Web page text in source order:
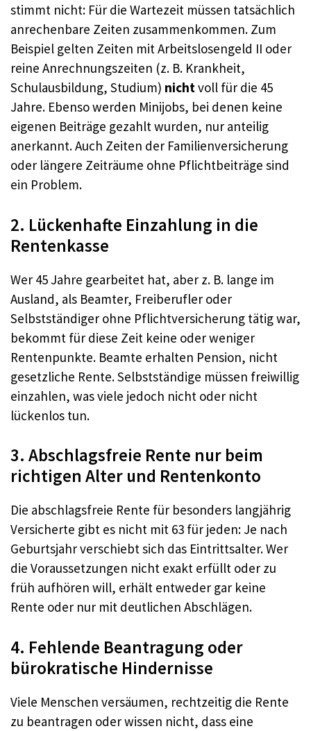
stimmt nicht: Für die Wartezeit müssen tatsächlich
anrechenbare Zeiten zusammenkommen. Zum
Beispiel gelten Zeiten mit Arbeitslosengeld II oder
reine Anrechnungszeiten (z. B. Krankheit,
Schulausbildung, Studium) nichtvoll für die 45
Jahre. Ebenso werden Minijobs, bei denen keine
eigenen Beiträge gezahlt wurden, nur anteilig
anerkannt. Auch Zeiten der Familienversicherung
oder längere Zeiträume ohne Pflichtbeiträge sind
ein Problem.
2. Lückenhafte Einzahlung in die
Rentenkasse
Wer 45 Jahre gearbeitet hat, aber z. B. lange im
Ausland, als Beamter, Freiberufler oder
Selbstständiger ohne Pflichtversicherung tätig war,
bekommt für diese Zeit keine oder weniger
Rentenpunkte. Beamte erhalten Pension, nicht
gesetzliche Rente. Selbstständige müssen freiwillig
einzahlen, was viele jedoch nicht oder nicht
lückenlos tun.
3. Abschlagsfreie Rente nur beim
richtigen Alter und Rentenkonto
Die abschlagsfreie Rente für besonders langjährig
Versicherte gibt es nicht mit 63 für jeden: Je nach
Geburtsjahr verschiebt sich das Eintrittsalter. Wer
die Voraussetzungen nicht exakt erfüllt oder zu
früh aufhören will, erhält entweder gar keine
Rente oder nur mit deutlichen Abschlägen.
4. Fehlende Beantragung oder
bürokratische Hindernisse
Viele Menschen versäumen, rechtzeitig die Rente
zu beantragen oder wissen nicht, dass eine